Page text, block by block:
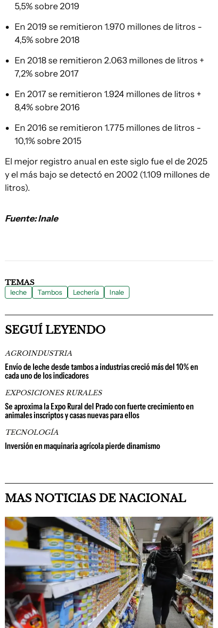
5,5% sobre 2019
En 2019 se remitieron 1.970 millones de litros -
4,5% sobre 2018
En 2018 se remitieron 2.063 millones de litros +
7,2% sobre 2017
En 2017 se remitieron 1.924 millones de litros +
8,4% sobre 2016
En 2016 se remitieron 1.775 millones de litros -
10,1% sobre 2015
El mejor registro anual en este siglo fue el de 2025
y el más bajo se detectó en 2002 (1.109 millones de
litros).
Fuente: Inale
TEMAS
leche Tambos Lechería Inale
SEGUÍ LEYENDO
AGROINDUSTRIA
Envío de leche desde tambos a industrias creció más del 10% en
cada uno de los indicadores
EXPOSICIONES RURALES
Se aproxima la Expo Rural del Prado con fuerte crecimiento en
animales inscriptos y casas nuevas para ellos
TECNOLOGÍA
Inversión en maquinaria agrícola pierde dinamismo
MAS NOTICIAS DE NACIONAL